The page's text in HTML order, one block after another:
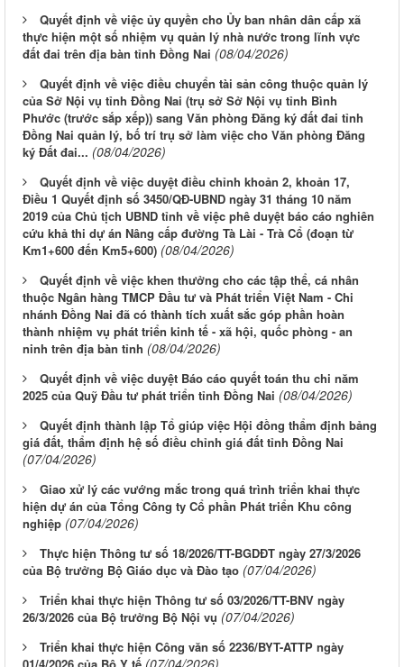
Quyết định về việc ủy quyền cho Ủy ban nhân dân cấp xã
thực hiện một số nhiệm vụ quản lý nhà nước trong lĩnh vực
đất đai trên địa bàn tỉnh Đồng Nai (08/04/2026)
Quyết định về việc điều chuyển tài sản công thuộc quản lý
của Sở Nội vụ tỉnh Đồng Nai (trụ sở Sở Nội vụ tỉnh Bình
Phước (trước sắp xếp)) sang Văn phòng Đăng ký đất đai tỉnh
Đồng Nai quản lý, bố trí trụ sở làm việc cho Văn phòng Đăng
ký Đất đai... (08/04/2026)
Quyết định về việc duyệt điều chỉnh khoản 2, khoản 17,
Điều 1 Quyết định số 3450/QĐ-UBND ngày 31 tháng 10 năm
2019 của Chủ tịch UBND tỉnh về việc phê duyệt báo cáo nghiên
cứu khả thi dự án Nâng cấp đường Tà Lài - Trà Cổ (đoạn từ
Km1+600 đến Km5+600) (08/04/2026)
Quyết định về việc khen thưởng cho các tập thể, cá nhân
thuộc Ngân hàng TMCP Đầu tư và Phát triển Việt Nam - Chi
nhánh Đồng Nai đã có thành tích xuất sắc góp phần hoàn
thành nhiệm vụ phát triển kinh tế - xã hội, quốc phòng - an
ninh trên địa bàn tỉnh (08/04/2026)
Quyết định về việc duyệt Báo cáo quyết toán thu chi năm
2025 của Quỹ Đầu tư phát triển tỉnh Đồng Nai (08/04/2026)
Quyết định thành lập Tổ giúp việc Hội đồng thẩm định bảng
giá đất, thẩm định hệ số điều chỉnh giá đất tỉnh Đồng Nai
(07/04/2026)
Giao xử lý các vướng mắc trong quá trình triển khai thực
hiện dự án của Tổng Công ty Cổ phần Phát triển Khu công
nghiệp (07/04/2026)
Thực hiện Thông tư số 18/2026/TT-BGDĐT ngày 27/3/2026
của Bộ trưởng Bộ Giáo dục và Đào tạo (07/04/2026)
Triển khai thực hiện Thông tư số 03/2026/TT-BNV ngày
26/3/2026 của Bộ trưởng Bộ Nội vụ (07/04/2026)
Triển khai thực hiện Công văn số 2236/BYT-ATTP ngày
Từ ngày 03/8/2026 đến ngày 09/8/2026